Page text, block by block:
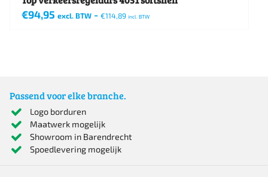
€94,95 excl. BTW - €114,89 incl. BTW
variaties.
Deze
optie
Passend voor elke branche.
Logo borduren
Maatwerk mogelijk
Showroom in Barendrecht
Spoedlevering mogelijk